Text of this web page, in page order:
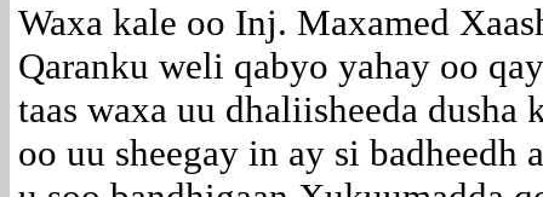
Waxa kale oo Inj. Maxamed
Qaranku weli qabyo yahay oo
taas waxa uu dhaliisheeda dusha
oo uu sheegay in ay si badheedh